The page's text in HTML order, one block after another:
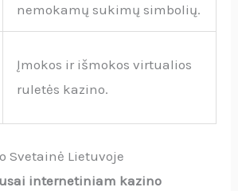
nemokamų sukimų simbolių.
Įmokos ir išmokos virtualios
ruletės kazino.
Svetainė Lietuvoje
internetiniam kazino